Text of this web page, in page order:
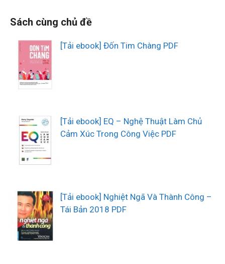
Sách cùng chủ đề
[Tải ebook] Đốn Tim Chàng PDF
[Tải ebook] EQ – Nghệ Thuật Làm Chủ
Cảm Xúc Trong Công Việc PDF
[Tải ebook] Nghiệt Ngã Và Thành Công –
Tái Bản 2018 PDF